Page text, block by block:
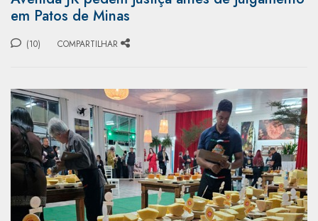
em Patos de Minas
(10) COMPARTILHAR